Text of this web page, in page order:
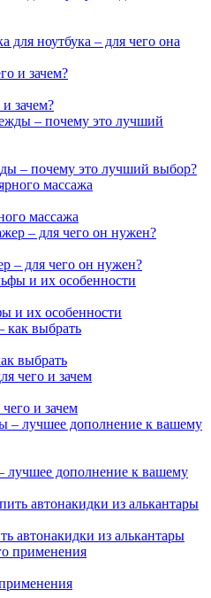
для ноутбука – для чего она
зачем?
– почему это лучший выбор?
массажа
– для чего он нужен?
и их особенности
выбрать
и зачем
лучшее дополнение к вашему
автонакидки из алькантары